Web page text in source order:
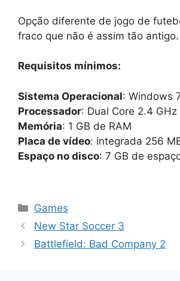
Opção diferente de jogo de
fraco que não é assim tão antigo.
Requisitos mínimos:
Sistema Operacional: Windows
Processador: Dual Core 2.4 GHz
Memória: 1 GB de RAM
Placa de vídeo: integrada 256
Espaço no disco: 7 GB de
Categorias
Games
New Star Soccer 3
Battlefield: Bad Company 2